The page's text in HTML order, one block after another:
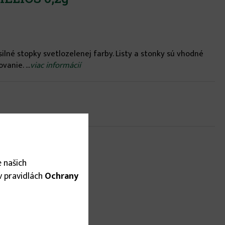
stopky svetlozelenej farby. Listy a stonky sú vhodné
...viac informácií
pravidláchOchrany